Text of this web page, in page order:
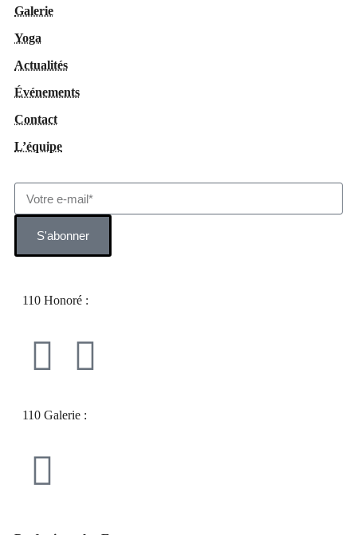
Galerie
Yoga
Actualités
Événements
Contact
L’équipe
S'abonner
110 Honoré :
110 Galerie :